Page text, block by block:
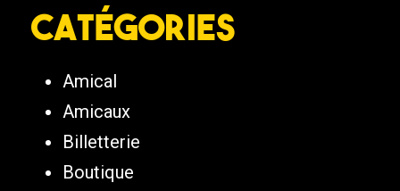
Catégories
Amical
Amicaux
Billetterie
Boutique